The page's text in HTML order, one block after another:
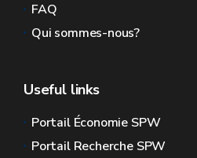
FAQ
Qui sommes-nous?
Useful links
Portail Économie SPW
Portail Recherche SPW